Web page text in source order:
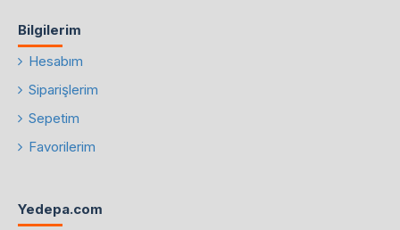
Bilgilerim
Hesabım
Siparişlerim
Sepetim
Favorilerim
Yedepa.com